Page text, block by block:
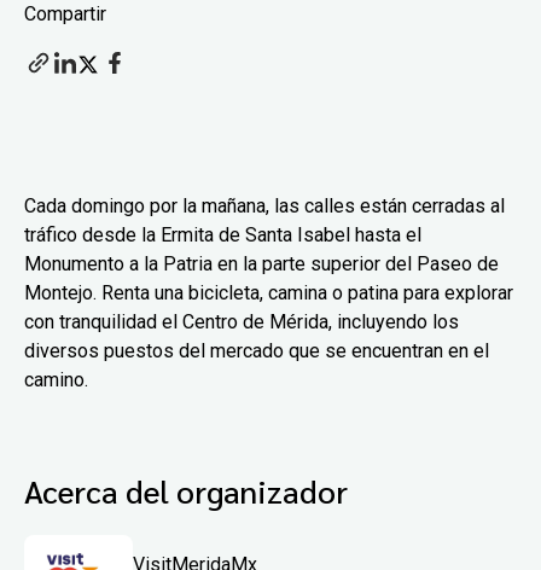
Compartir
Cada domingo por la mañana, las calles están cerradas al
tráfico desde la Ermita de Santa Isabel hasta el
Monumento a la Patria en la parte superior del Paseo de
Montejo. Renta una bicicleta, camina o patina para explorar
con tranquilidad el Centro de Mérida, incluyendo los
diversos puestos del mercado que se encuentran en el
camino.
Acerca del organizador
VisitMeridaMx